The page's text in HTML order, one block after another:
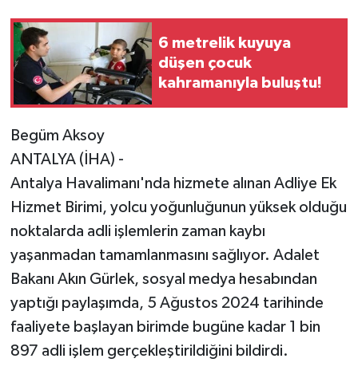
6 metrelik kuyuya
düşen çocuk
kahramanıyla buluştu!
Begüm Aksoy
ANTALYA (İHA) -
Antalya Havalimanı'nda hizmete alınan Adliye Ek
Hizmet Birimi, yolcu yoğunluğunun yüksek olduğu
noktalarda adli işlemlerin zaman kaybı
yaşanmadan tamamlanmasını sağlıyor. Adalet
Bakanı Akın Gürlek, sosyal medya hesabından
yaptığı paylaşımda, 5 Ağustos 2024 tarihinde
faaliyete başlayan birimde bugüne kadar 1 bin
897 adli işlem gerçekleştirildiğini bildirdi.